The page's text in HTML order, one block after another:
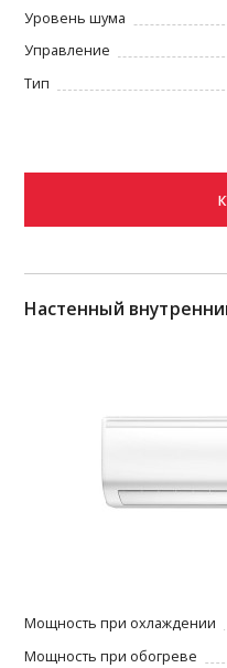
Уровень шума
Управление
Тип
Настенный
Мощность при охлаждении
Мощность при обогреве